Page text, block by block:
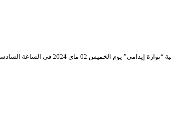
شهد المسرح الوطني الجزائري عرض الطبعة